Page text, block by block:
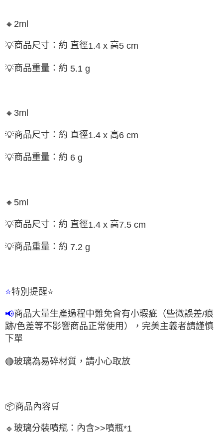
🔸 2ml
💡商品尺寸：約 直徑1.4 x 高5 cm
💡商品重量：約 5.1 g
🔸 3ml
💡商品尺寸：約 直徑1.4 x 高6 cm
💡商品重量：約 6 g
🔸 5ml
💡商品尺寸：約 直徑1.4 x 高7.5 cm
💡商品重量：約 7.2 g
⭐特別提醒⭐
📢商品大量生產過程中難免會有小瑕疵（些微誤差/痕
跡/色差等不影響商品正常使用），完美主義者請謹慎
下單
🔴玻璃為易碎材質，請小心取放
📦商品內容 🛒
🔹 玻璃分裝噴瓶：內含>>噴瓶*1